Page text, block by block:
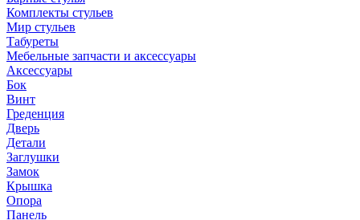
Комплекты стульев
Мир стульев
Табуреты
Мебельные запчасти и аксессуары
Аксессуары
Бок
Винт
Греденция
Дверь
Детали
Заглушки
Замок
Крышка
Опора
Панель